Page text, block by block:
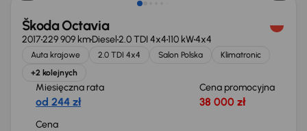
Škoda Octavia
2017229 909 kmDiesel2.0 TDI 4x4110 kW4x4
Auta krajowe 2.0 TDI 4x4 Salon Polska
Klimatronic
+2 kolejnych
Miesięczna rata
od 244 zł
Cena promocyjna
38 000 zł
Cena